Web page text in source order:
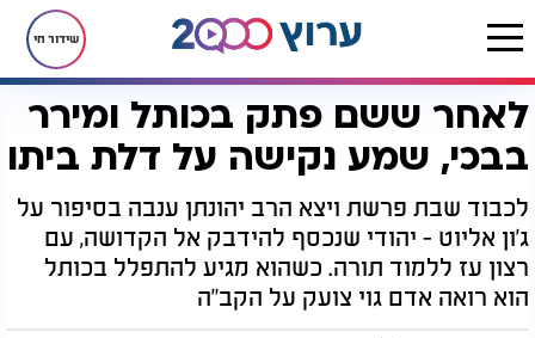
שידור חי
דף הבית יהדות לקראת שבת לאחר ששם פתק בכותל ומירר בבכי, שמע נקישה על דלת ביתו
לאחר ששם פתק בכותל ומירר
בבכי, שמע נקישה על דלת ביתו
לכבוד שבת פרשת ויצא הרב יהונתן ענבה בסיפור על
ג'ון אליוט - יהודי שנכסף להידבק אל הקדושה, עם
רצון עז ללמוד תורה. כשהוא מגיע להתפלל בכותל
הוא רואה אדם גוי צועק על הקב"ה